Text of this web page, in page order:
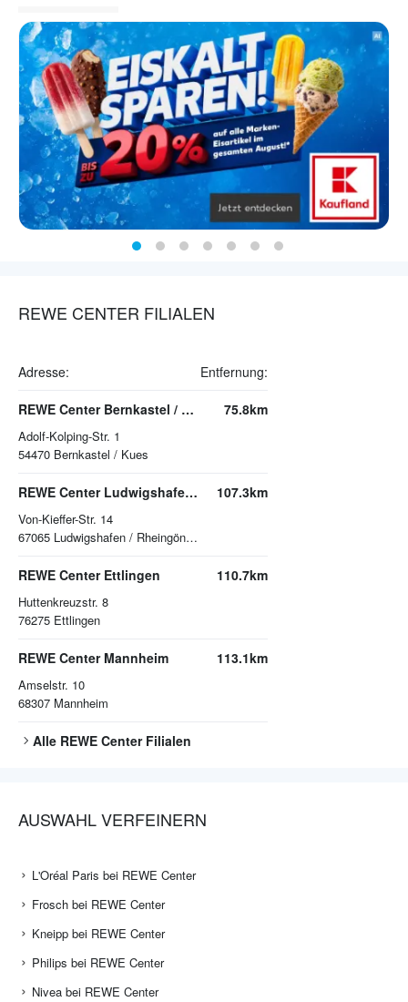
REWE CENTER FILIALEN
Adresse: Entfernung:
REWE Center Bernkastel / Kues
Adolf-Kolping-Str. 1
54470 Bernkastel / Kues
75.8km
REWE Center Ludwigshafen / Rheingönheim
Von-Kieffer-Str. 14
67065 Ludwigshafen / Rheingönheim
107.3km
REWE Center Ettlingen
Huttenkreuzstr. 8
76275 Ettlingen
110.7km
REWE Center Mannheim
Amselstr. 10
68307 Mannheim
113.1km
Alle REWE CenterFilialen
AUSWAHL VERFEINERN
L'Oréal Paris bei REWE Center
Frosch bei REWE Center
Kneipp bei REWE Center
Philips bei REWE Center
Nivea bei REWE Center